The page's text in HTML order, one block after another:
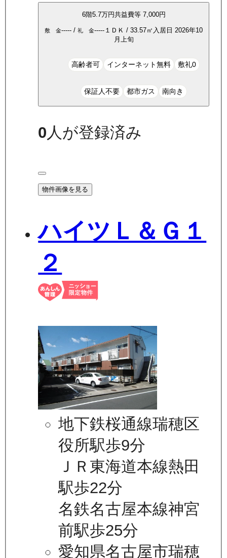
6階5.7万円共益費等 7,000円
敷 金----- / 礼 金----- １ＤＫ / 33.57㎡ 入居日 2026年10
月上旬
高齢者可 インターネット無料 敷礼0
保証人不要 都市ガス 南向き
0人が登録済み
物件画像を見る
ハイツＬ＆Ｇ１
２
地下鉄桜通線瑞穂区
役所駅歩9分
ＪＲ東海道本線熱田
駅歩22分
名鉄名古屋本線神宮
前駅歩25分
愛知県名古屋市瑞穂